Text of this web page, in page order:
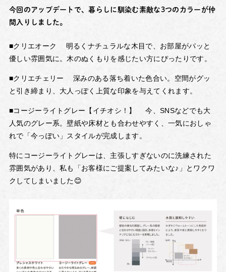
今回のアップデートで、暮らしに馴染む素敵な3つのカラーが仲
間入りしました。
■クリエオーク
明るくナチュラルな木目で、お部屋がパッと
優しい雰囲気に。木のぬくもりを感じたい方にぴったりです。
■クリエチェリー
深みのある落ち着いた色合い。空間がグッ
と引き締まり、大人っぽく上質な印象を与えてくれます。
■コージーライトグレー【イチオシ！】
今、SNSなどでも大
人気のグレー系。壁紙や床材とも合わせやすく、一気におしゃ
れで「今っぽい」スタイルが完成します。
特に コージーライトグレーは、主張しすぎないのに洗練された
雰囲気があり、私も「お客様にご提案してみたいな♪」とワクワ
クしてしまいました😊